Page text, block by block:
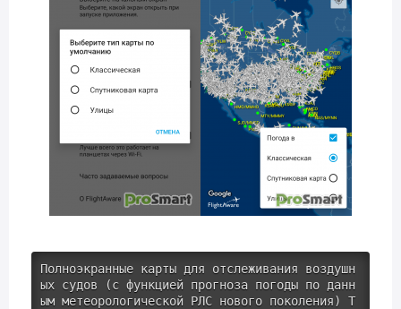
Полноэкранные карты для отслеживания воздушн
ых судов (с функцией прогноза погоды по данн
ым метеорологической РЛС нового поколения) T